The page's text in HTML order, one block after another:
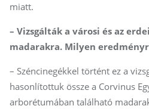
miatt.
– Vizsgálták a városi és az
madarakra. Milyen
– Széncinegékkel történt ez a
hasonlítottuk össze a Corvinus
arborétumában található